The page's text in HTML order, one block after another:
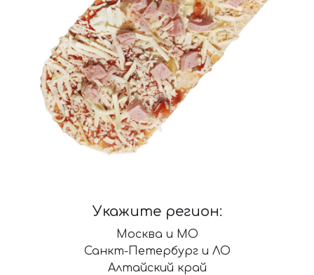
Укажите регион:
Москва и МО
Санкт-Петербург и ЛО
Алтайский край